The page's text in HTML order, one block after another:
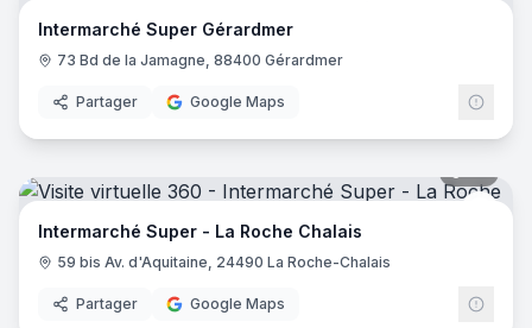
Intermarché Super Gérardmer
73 Bd de la Jamagne, 88400 Gérardmer
Partager Google Maps
Intermarché Super - La Roche Chalais
59 bis Av. d'Aquitaine, 24490 La Roche-Chalais
Partager Google Maps